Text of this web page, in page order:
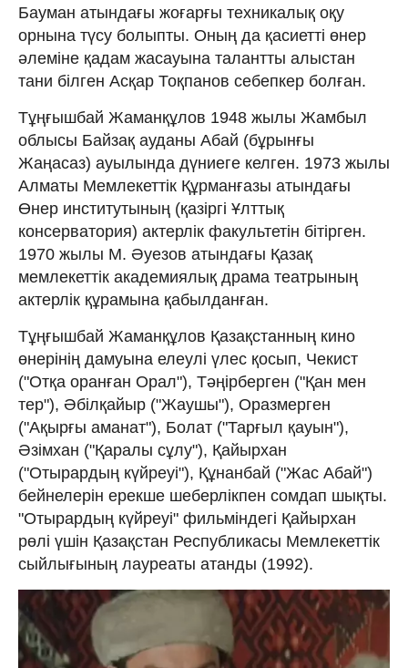
Бауман атындағы жоғарғы техникалық оқу
орнына түсу болыпты. Оның да қасиетті өнер
әлеміне қадам жасауына талантты алыстан
тани білген Асқар Тоқпанов себепкер болған.
Тұңғышбай Жаманқұлов 1948 жылы Жамбыл
облысы Байзақ ауданы Абай (бұрынғы
Жаңасаз) ауылында дүниеге келген. 1973 жылы
Алматы Мемлекеттік Құрманғазы атындағы
Өнер институтының (қазіргі Ұлттық
консерватория) актерлік факультетін бітірген.
1970 жылы М. Әуезов атындағы Қазақ
мемлекеттік академиялық драма театрының
актерлік құрамына қабылданған.
Тұңғышбай Жаманқұлов Қазақстанның кино
өнерінің дамуына елеулі үлес қосып, Чекист
("Отқа оранған Орал"), Тәңірберген ("Қан мен
тер"), Әбілқайыр ("Жаушы"), Оразмерген
("Ақырғы аманат"), Болат ("Тарғыл қауын"),
Әзімхан ("Қаралы сұлу"), Қайырхан
("Отырардың күйреуі"), Құнанбай ("Жас Абай")
бейнелерін ерекше шеберлікпен сомдап шықты.
"Отырардың күйреуі" фильміндегі Қайырхан
рөлі үшін Қазақстан Республикасы Мемлекеттік
сыйлығының лауреаты атанды (1992).